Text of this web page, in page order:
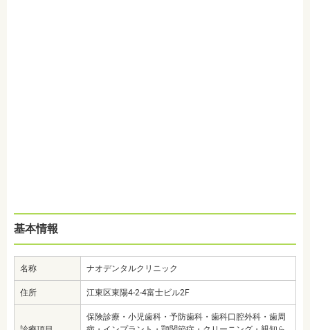
基本情報
名称 ナオデンタルクリニック
住所 江東区東陽4-2-4富士ビル2F
保険診療・小児歯科・予防歯科・歯科口腔外科・歯周